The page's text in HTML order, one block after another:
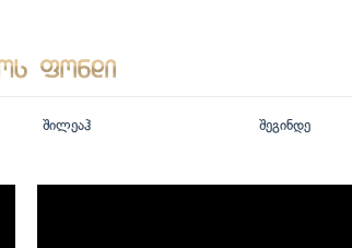
შილეაჰ შეგინდე